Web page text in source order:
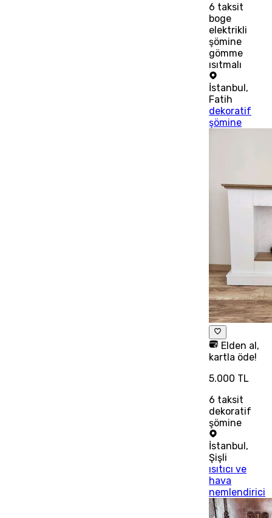
6 taksit
boge
elektrikli
şömine
gömme
ısıtmalı
İstanbul ,
Fatih
dekoratif
şömine
Elden al,
kartla öde!
5.000 TL
6 taksit
dekoratif
şömine
İstanbul,
Şişli
ısıtıcı ve
hava
nemlendirici